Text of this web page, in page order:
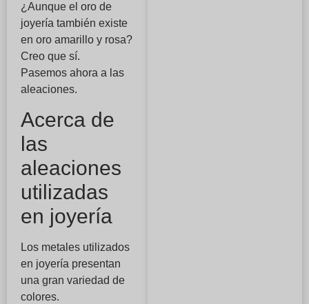
¿Aunque el oro de
joyería también existe
en oro amarillo y rosa?
Creo que sí.
Pasemos ahora a las
aleaciones.
Acerca de
las
aleaciones
utilizadas
en joyería
Los metales utilizados
en joyería presentan
una gran variedad de
colores.